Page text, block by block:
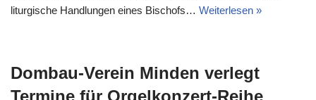
liturgische Handlungen eines Bischofs… Weiterlesen »
Dombau-Verein Minden verlegt
Termine für Orgelkonzert-Reihe